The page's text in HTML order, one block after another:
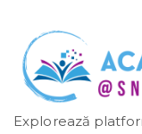
Explorează